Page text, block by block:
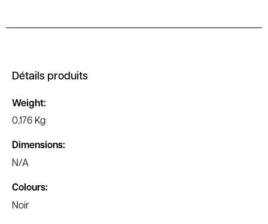
Détails produits
Weight:
0,176 Kg
Dimensions:
N/A
Colours:
Noir